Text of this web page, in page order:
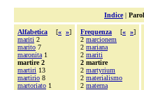
Indice|
Alfabetica [« »]
mariti 2
marito 7
maronita 1
martire 2
martiri 13
martirio 8
martoriato 1
Frequenza [« »]
2 marcionem
2 mariana
2 mariti
2 martire
2 martyrium
2 materialismo
2 materna